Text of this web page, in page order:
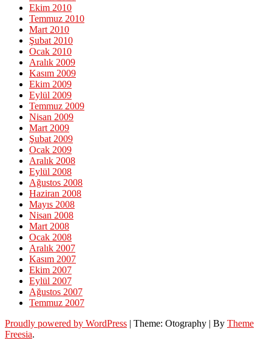
Ekim 2010
Temmuz 2010
Mart 2010
Şubat 2010
Ocak 2010
Aralık 2009
Kasım 2009
Ekim 2009
Eylül 2009
Temmuz 2009
Nisan 2009
Mart 2009
Şubat 2009
Ocak 2009
Aralık 2008
Eylül 2008
Ağustos 2008
Haziran 2008
Mayıs 2008
Nisan 2008
Mart 2008
Ocak 2008
Aralık 2007
Kasım 2007
Ekim 2007
Eylül 2007
Ağustos 2007
Temmuz 2007
Proudly powered by WordPress | Theme: Otography | By Theme
Freesia.